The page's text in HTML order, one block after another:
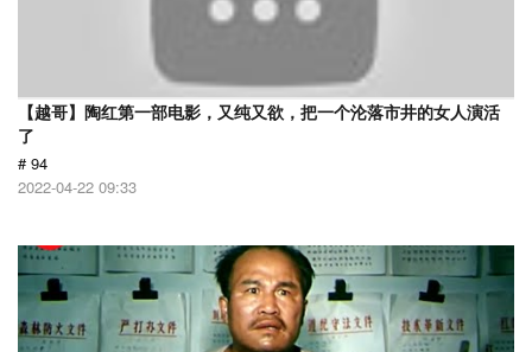
【越哥】陶红第一部电影，又纯又欲，把一个沦落市井的女人演活
了
# 94
2022-04-22 09:33